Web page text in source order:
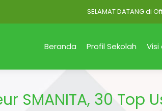
SELAMAT DATANG di Official
Beranda Profil Sekolah Visi
SMANITA, 30 Top